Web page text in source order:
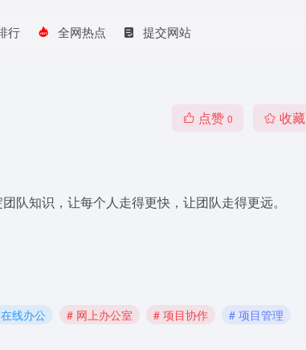
行 全网热点 提交网站
点赞 0 收藏
队知识，让每个人走得更快，让团队走得更远。
线办公 # 网上办公室 # 项目协作 # 项目管理